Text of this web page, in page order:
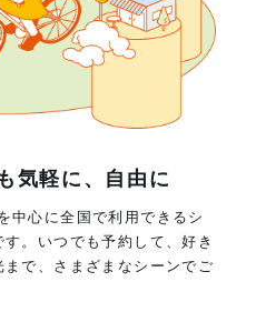
気軽に、自由に
中心に全国で利用できるシ
。いつでも予約して、好き
で、さまざまなシーンでご